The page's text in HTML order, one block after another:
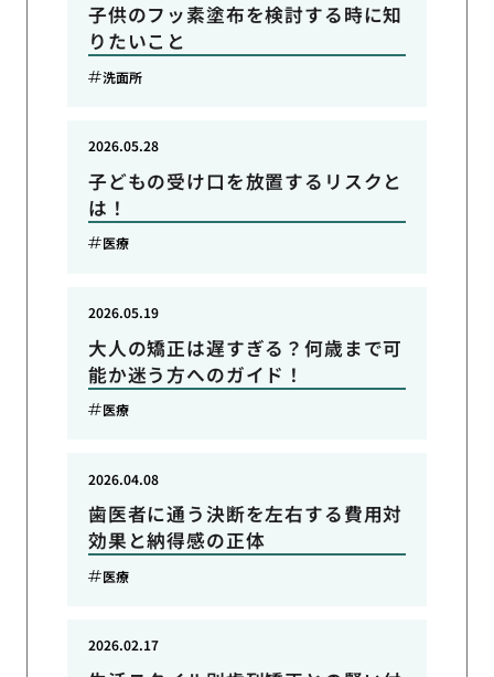
子供のフッ素塗布を検討する時に知
りたいこと
洗面所
子どもの受け口を放置するリスクと
は！
2026.05.28
医療
大人の矯正は遅すぎる？何歳まで可
能か迷う方へのガイド！
2026.05.19
医療
歯医者に通う決断を左右する費用対
効果と納得感の正体
2026.04.08
医療
2026.02.17